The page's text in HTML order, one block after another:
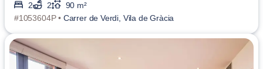
2 2
90 m²
#1053604P • Carrer de Verdi, Vila de Gràcia